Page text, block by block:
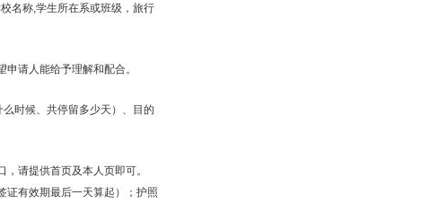
名称,学生所在系或班级，旅行
请人能给予理解和配合。
时候、共停留多少天）、目的
请提供首页及本人页即可。
证有效期最后一天算起）；护照